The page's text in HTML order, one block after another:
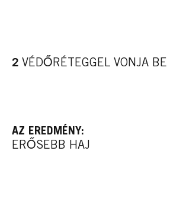
2 VÉDŐRÉTEGGEL VONJA BE
AZ EREDMÉNY:
ERŐSEBB HAJ